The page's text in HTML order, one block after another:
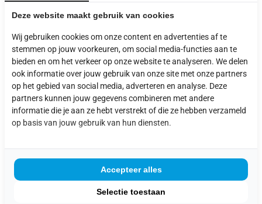
PRODUCTEN
Deze website maakt gebruik van cookies
Wij gebruiken cookies om onze content en advertenties af te
stemmen op jouw voorkeuren, om social media-functies aan te
bieden en om het verkeer op onze website te analyseren. We delen
ook informatie over jouw gebruik van onze site met onze partners
op het gebied van social media, adverteren en analyse. Deze
partners kunnen jouw gegevens combineren met andere
informatie die je aan ze hebt verstrekt of die ze hebben verzameld
op basis van jouw gebruik van hun diensten.
Selectie toestaan
Accepteer alles